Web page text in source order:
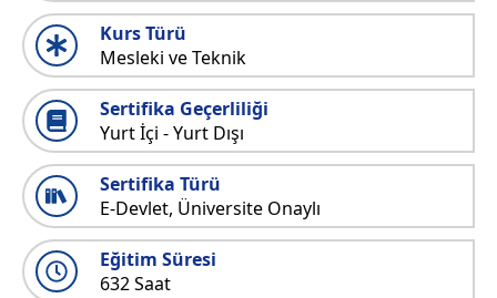
Kurs Türü
Mesleki ve Teknik
Sertifika Geçerliliği
Yurt İçi - Yurt Dışı
Sertifika Türü
E-Devlet, Üniversite Onaylı
Eğitim Süresi
632 Saat